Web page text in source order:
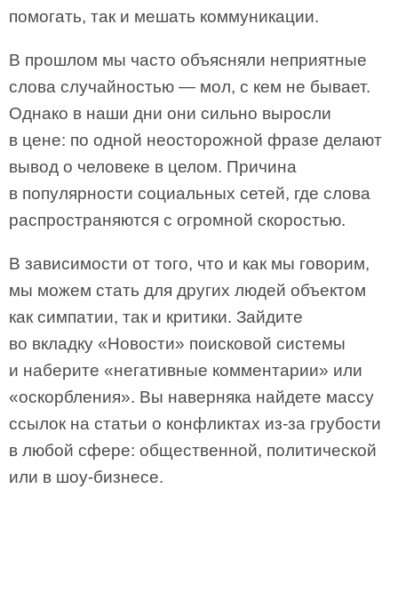
помогать, так и мешать коммуникации.
В прошлом мы часто объясняли неприятные
слова случайностью — мол, с кем не бывает.
Однако в наши дни они сильно выросли
в цене: по одной неосторожной фразе делают
вывод о человеке в целом. Причина
в популярности социальных сетей, где слова
распространяются с огромной скоростью.
В зависимости от того, что и как мы говорим,
мы можем стать для других людей объектом
как симпатии, так и критики. Зайдите
во вкладку «Новости» поисковой системы
и наберите «негативные комментарии» или
«оскорбления». Вы наверняка найдете массу
ссылок на статьи о конфликтах из-за грубости
в любой сфере: общественной, политической
или в шоу-бизнесе.